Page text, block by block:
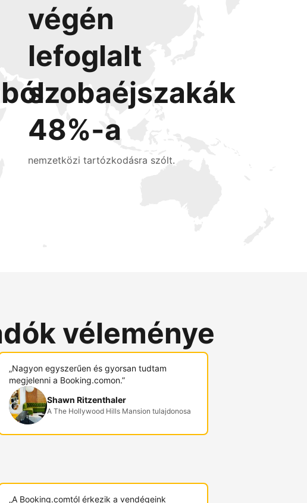
végén
lefoglalt
szobaéjszakák
48%-a
nemzetközi tartózkodásra szólt.
véleménye
„Nagyon egyszerűen és gyorsan tudtam
megjelenni a Booking.comon.”
Shawn Ritzenthaler
A The Hollywood Hills Mansion tulajdonosa
„A Booking.comtól érkezik a vendégeink